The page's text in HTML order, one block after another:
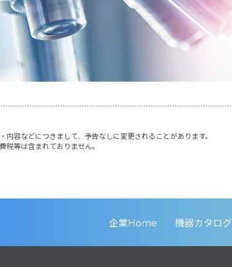
内容などにつきまして、予告なしに変更されることがあります。
税等は含まれておりません。
企業Home 機器カタログ